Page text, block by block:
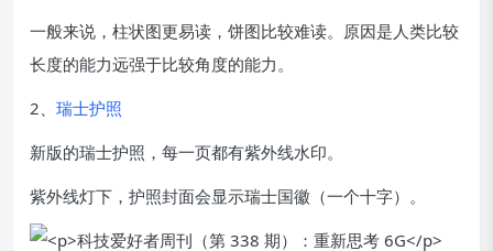
一般来说，柱状图更易读，饼图比较难读。原因是人类比较
长度的能力远强于比较角度的能力。
2、 瑞士护照
新版的瑞士护照，每一页都有紫外线水印。
紫外线灯下，护照封面会显示瑞士国徽（一个十字）。